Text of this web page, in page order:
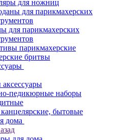
для ножниц
для парикмахерских
для парикмахерских
парикмахерские
бритвы
педикюрные наборы
бытовые
дома